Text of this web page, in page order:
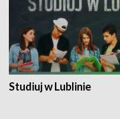
Studiuj w Lublinie